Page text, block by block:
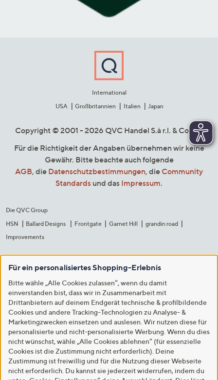
International
USA
Großbritannien Italien Japan
Copyright © 2001 - 2026 QVC Handel S.à r.l. & Co. KG
Für die Richtigkeit der Angaben übernehmen wir keine
Gewähr. Bitte beachte auch folgende
AGB, die Datenschutzbestimmungen, die Community
Standards und das Impressum.
Die QVC Group
HSN
Ballard Designs Frontgate Garnet Hill
grandin road
Improvements
Für ein personalisiertes Shopping-Erlebnis
Bitte wähle „Alle Cookies zulassen“, wenn du damit
einverstanden bist, dass wir in Zusammenarbeit mit
Drittanbietern auf deinem Endgerät technische & profilbildende
Cookies und andere Tracking-Technologien zu Analyse- &
Marketingzwecken einsetzen und auslesen. Wir nutzen diese für
personalisierte und nicht-personalisierte Werbung. Wenn du dies
nicht wünschst, wähle „Alle Cookies ablehnen“ (für essenzielle
Cookies ist die Zustimmung nicht erforderlich). Deine
Zustimmung ist freiwillig und für die Nutzung dieser Webseite
nicht erforderlich. Du kannst sie jederzeit widerrufen, indem du